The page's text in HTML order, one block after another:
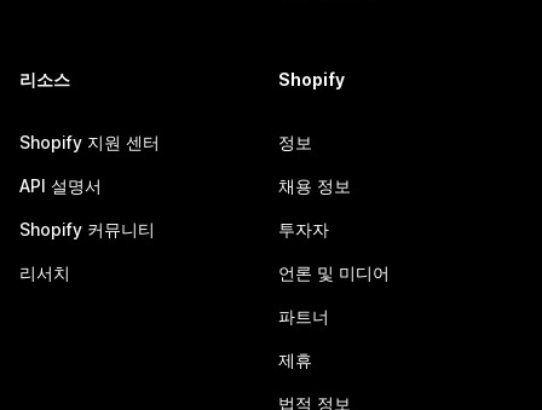
리소스
Shopify 지원 센터
API 설명서
Shopify 커뮤니티
리서치
Shopify
정보
채용 정보
투자자
언론 및 미디어
파트너
제휴
법적 정보